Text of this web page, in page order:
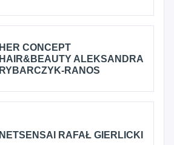
HER CONCEPT
HAIR&BEAUTY ALEKSANDRA
RYBARCZYK-RANOS
NETSENSAI RAFAŁ GIERLICKI